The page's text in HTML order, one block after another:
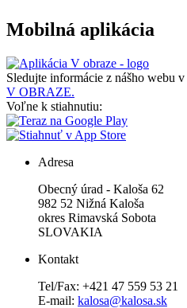
Mobilná aplikácia
Sledujte informácie z nášho webu v
V OBRAZE.
Voľne k stiahnutiu:
Adresa
Obecný úrad - Kaloša 62
982 52 Nižná Kaloša
okres Rimavská Sobota
SLOVAKIA
Kontakt
Tel/Fax: +421 47 559 53 21
E-mail: kalosa@kalosa.sk